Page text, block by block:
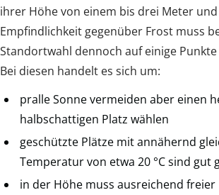
ihrer Höhe von einem bis drei Meter
Empfindlichkeit gegenüber Frost muss
Standortwahl dennoch auf einige
Bei diesen handelt es sich um:
pralle Sonne vermeiden aber einen
halbschattigen Platz wählen
geschützte Plätze mit annähernd
Temperatur von etwa 20 °C sind gut
in der Höhe muss ausreichend